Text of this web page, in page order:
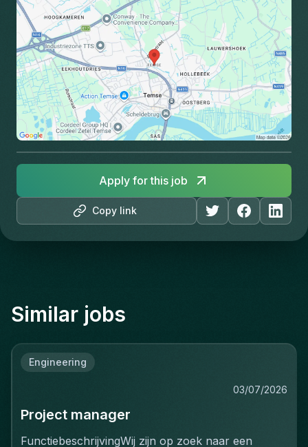
Copy link
Apply for this job
Similar jobs
Engineering
03/07/2026
Project manager
FunctiebeschrijvingWij zijn op zoek naar een